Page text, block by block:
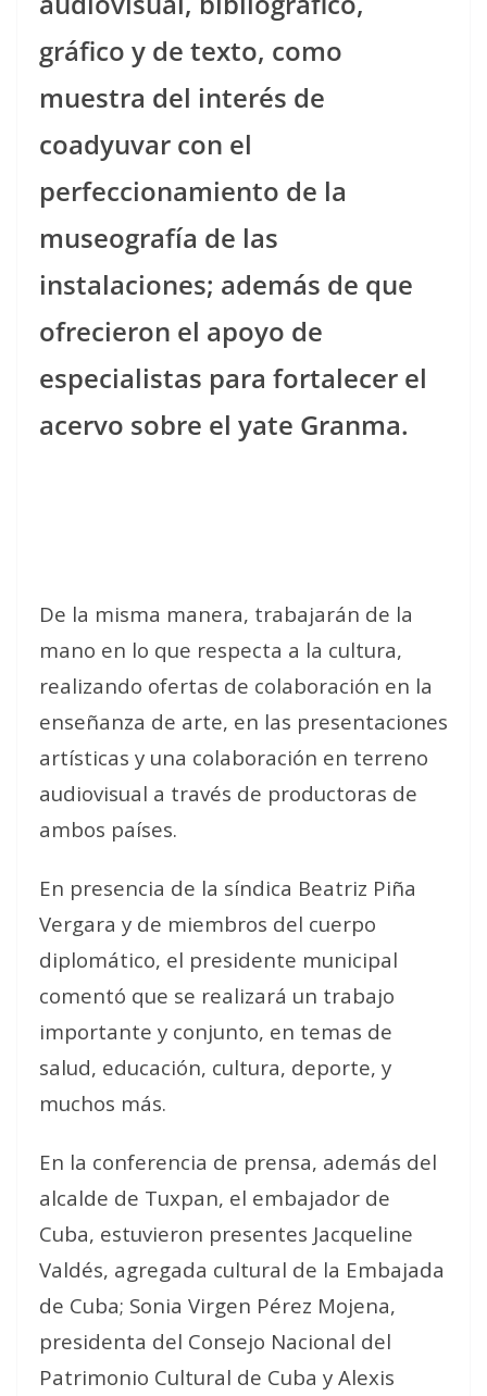
gráfico y de texto, como
muestra del interés de
coadyuvar con el
perfeccionamiento de la
museografía de las
instalaciones; además de que
ofrecieron el apoyo de
especialistas para fortalecer el
acervo sobre el yate Granma.
De la misma manera, trabajarán de la
mano en lo que respecta a la cultura,
realizando ofertas de colaboración en la
enseñanza de arte, en las presentaciones
artísticas y una colaboración en terreno
audiovisual a través de productoras de
ambos países.
En presencia de la síndica Beatriz Piña
Vergara y de miembros del cuerpo
diplomático, el presidente municipal
comentó que se realizará un trabajo
importante y conjunto, en temas de
salud, educación, cultura, deporte, y
muchos más.
En la conferencia de prensa, además del
alcalde de Tuxpan, el embajador de
Cuba, estuvieron presentes Jacqueline
Valdés, agregada cultural de la Embajada
de Cuba; Sonia Virgen Pérez Mojena,
presidenta del Consejo Nacional del
Patrimonio Cultural de Cuba y Alexis